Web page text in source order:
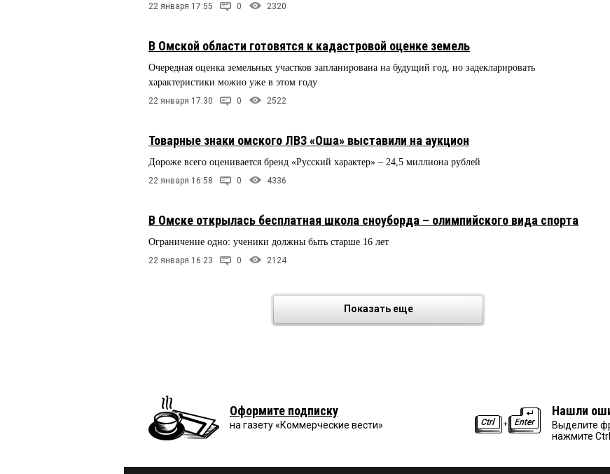
22 января 17:55 0 2320
В Омской области готовятся к кадастровой оценке земель
Очередная оценка земельных участков запланирована на будущий год, но задекларировать
характеристики можно уже в этом году
22 января 17:30 0 2522
Товарные знаки омского ЛВЗ «Оша» выставили на аукцион
Дороже всего оценивается бренд «Русский характер» – 24,5 миллиона рублей
22 января 16:58 0 4336
В Омске открылась бесплатная школа сноуборда – олимпийского вида спорта
Ограничение одно: ученики должны быть старше 16 лет
22 января 16:23 0 2124
Показать еще
Оформите подписку
на газету «Коммерческие вести»
Нашли
Выделите
нажмите Ctrl